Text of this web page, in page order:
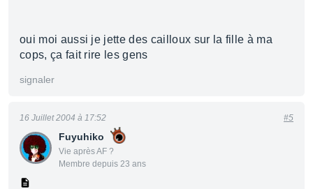
oui moi aussi je jette des cailloux sur la fille à ma
cops, ça fait rire les gens
signaler
Fuyuhiko
Vie après AF ?
Membre depuis 23 ans
16 Juillet 2004 à 17:52 #5